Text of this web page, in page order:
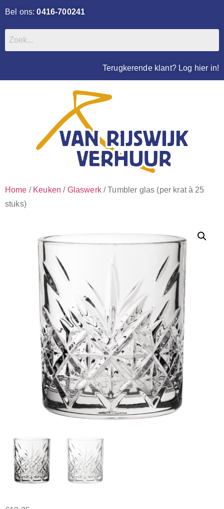
Bel ons:0416-700241
Terugkerende klant? Log hier in!
Home / Keuken / Glaswerk/ Tumbler glas (per krat à 25
stuks)